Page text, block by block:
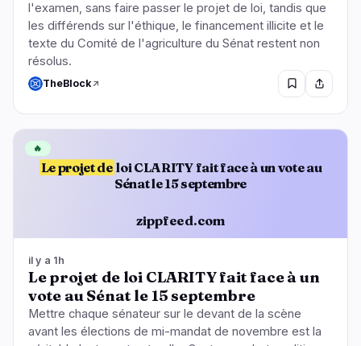
l'examen, sans faire passer le projet de loi, tandis que
les différends sur l'éthique, le financement illicite et le
texte du Comité de l'agriculture du Sénat restent non
résolus.
TheBlock
Le projet de loi CLARITY fait face à un vote au
Sénat le 15 septembre
zippfeed.com
🔥
il y a 1h
Le projet de loi CLARITY fait face à un
vote au Sénat le 15 septembre
Mettre chaque sénateur sur le devant de la scène
avant les élections de mi-mandat de novembre est la